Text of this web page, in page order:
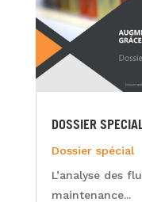
DOSSIER
Dossier spécial
L’analyse des
maintenance...